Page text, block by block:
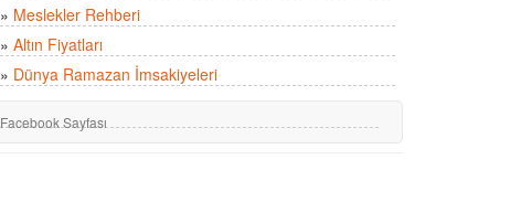
» Meslekler Rehberi
» Altın Fiyatları
» Dünya Ramazan İmsakiyeleri
Facebook Sayfası